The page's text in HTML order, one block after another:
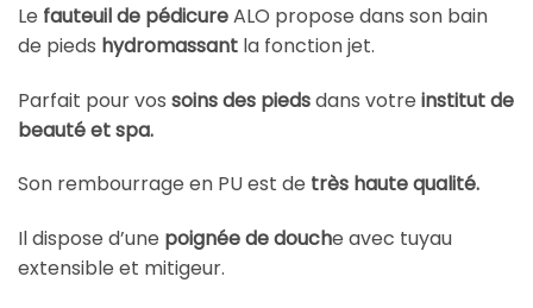
Le fauteuil de pédicureALO propose dans son bain
de pieds hydromassant la fonction jet.
Parfait pour vos soins des piedsdans votre institut de
beauté et spa.
Son rembourrage en PU est de très haute qualité.
Il dispose d’une poignée de douche avec tuyau
extensible et mitigeur.